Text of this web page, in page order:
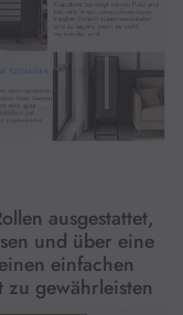
ausgestattet,
und über eine
einfachen
gewährleisten